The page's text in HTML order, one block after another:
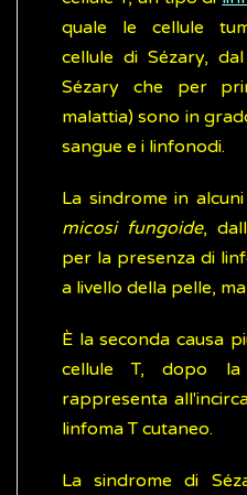
quale le cellule
cellule di Sézary,
Sézary che per
malattia) sono in
sangue e i linfonodi.
La sindrome in
micosi fungoide,
per la presenza di
a livello della pelle,
È la seconda causa
cellule T, dopo la
rappresenta
linfoma T cutaneo.
La sindrome di